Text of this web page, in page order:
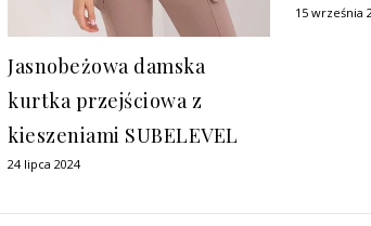
Jasnobeżowa damska
kurtka przejściowa z
kieszeniami SUBELEVEL
24 lipca 2024
15 września